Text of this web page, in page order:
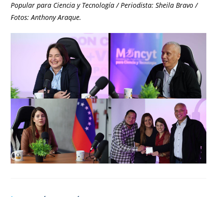
Popular para Ciencia y Tecnología / Periodista: Sheila Bravo /
Fotos: Anthony Araque.